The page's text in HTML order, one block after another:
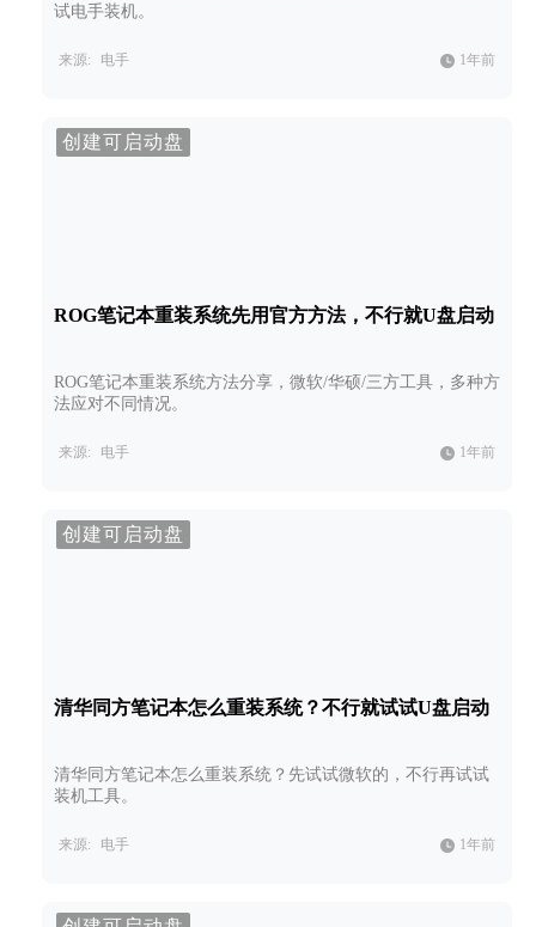
试电手装机。
来源: 电手 1年前
创建可启动盘
ROG笔记本重装系统先用官方方法，不行就U盘启动
ROG笔记本重装系统方法分享，微软/华硕/三方工具，多种方
法应对不同情况。
来源: 电手 1年前
创建可启动盘
清华同方笔记本怎么重装系统？不行就试试U盘启动
清华同方笔记本怎么重装系统？先试试微软的，不行再试试
装机工具。
来源: 电手 1年前